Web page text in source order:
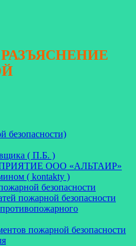
безопасности)
( П.Б. )
ООО «АЛЬТАИР»
( kontakty )
безопасности
пожарной безопасности
пожарной безопасности